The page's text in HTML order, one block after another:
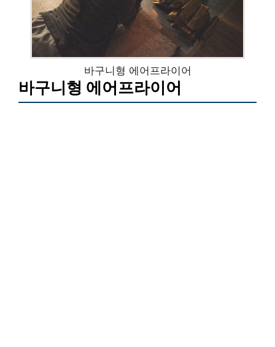
바구니형 에어프라이어
바구니형 에어프라이어